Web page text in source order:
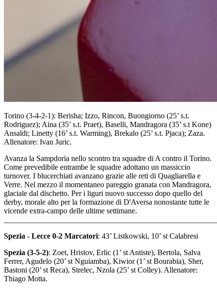
Torino (3-4-2-1): Berisha; Izzo, Rincon, Buongiorno (25’ s.t.
Rodriguez); Aina (35’ s.t. Praet), Baselli, Mandragora (35’ s.t Kone)
Ansaldi; Linetty (16’ s.t. Warming), Brekalo (25’ s.t. Pjaca); Zaza.
Allenatore: Ivan Juric.
Avanza la Sampdoria nello scontro tra squadre di A contro il Torino.
Come prevedibile entrambe le squadre adottano un massiccio
turnover. I blucerchiati avanzano grazie alle reti di Quagliarella e
Verre. Nel mezzo il momentaneo pareggio granata con Mandragora,
glaciale dal dischetto. Per i liguri nuovo successo dopo quello del
derby, morale alto per la formazione di D'Aversa nonostante tutte le
vicende extra-campo delle ultime settimane.
Spezia - Lecce 0-2 Marcatori: 43’ Listkowski, 10’ st Calabresi
Spezia (3-5-2): Zoet, Hristov, Erlic (1’ st Antiste), Bertola, Salva
Ferrer, Agudelo (20’ st Nguiamba), Kiwior (1’ st Bourabia), Sher,
Bastoni (20’ st Reca), Strelec, Nzola (25’ st Colley). Allenatore:
Thiago Motta.